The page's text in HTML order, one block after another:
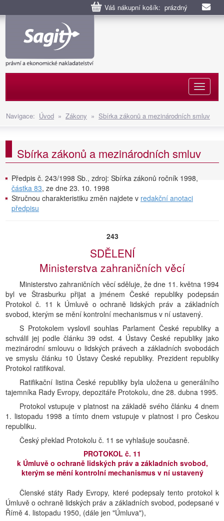
Váš nákupní košík: prázdný
Navigace: Úvod » Zákony » Sbírka zákonů a mezinárodních smluv
Sbírka zákonů a mezinárodních smluv
Předpis č. 243/1998 Sb., zdroj: Sbírka zákonů ročník 1998,
částka 83, ze dne 23. 10. 1998
Stručnou charakteristiku změn najdete v redakční anotaci
předpisu
243
SDĚLENÍ
Ministerstva zahraničních věcí
Ministerstvo zahraničních věcí sděluje, že dne 11. května 1994
byl ve Štrasburku přijat a jménem České republiky podepsán
Protokol č. 11 k Úmluvě o ochraně lidských práv a základních
svobod, kterým se mění kontrolní mechanismus v ní ustavený.
S Protokolem vyslovil souhlas Parlament České republiky a
schválil jej podle článku 39 odst. 4 Ústavy České republiky jako
mezinárodní smlouvu o lidských právech a základních svobodách
ve smyslu článku 10 Ústavy České republiky. Prezident republiky
Protokol ratifikoval.
Ratifikační listina České republiky byla uložena u generálního
tajemníka Rady Evropy, depozitáře Protokolu, dne 28. dubna 1995.
Protokol vstupuje v platnost na základě svého článku 4 dnem
1. listopadu 1998 a tímto dnem vstupuje v platnost i pro Českou
republiku.
Český překlad Protokolu č. 11 se vyhlašuje současně.
PROTOKOL č. 11
k Úmluvě o ochraně lidských práv a základních svobod,
kterým se mění kontrolní mechanismus v ní ustavený
Členské státy Rady Evropy, které podepsaly tento protokol k
Úmluvě o ochraně lidských práv a základních svobod, podepsané v
Římě 4. listopadu 1950, (dále jen "Úmluva"),